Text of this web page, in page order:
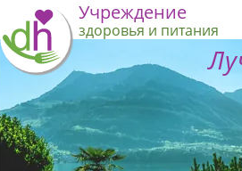
Учреждение
здоровья и питания